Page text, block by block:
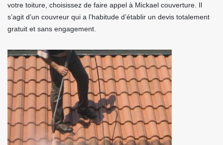
votre toiture, choisissez de faire appel à Mickael couverture. Il
s’agit d’un couvreur qui a l’habitude d’établir un devis totalement
gratuit et sans engagement.